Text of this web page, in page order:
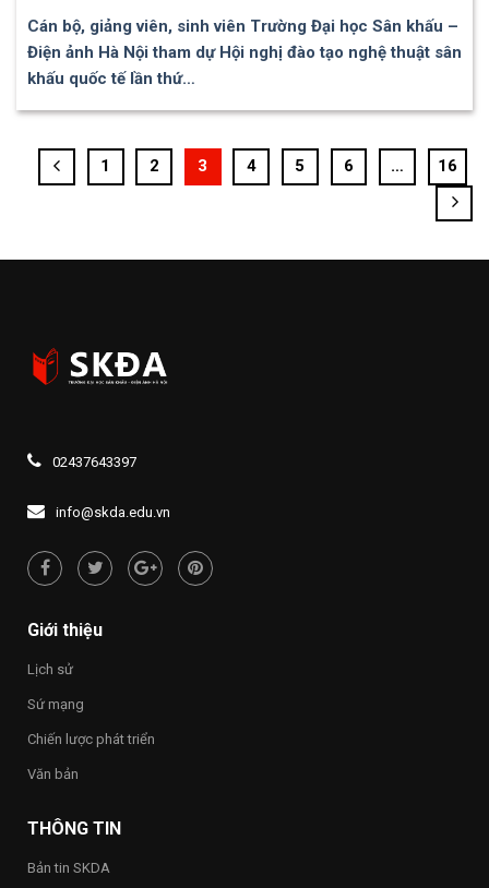
Cán bộ, giảng viên, sinh viên Trường Đại học Sân khấu –
Điện ảnh Hà Nội tham dự Hội nghị đào tạo nghệ thuật sân
khấu quốc tế lần thứ…
1 2 3 4 5 6 … 16
02437643397
info@skda.edu.vn
Giới thiệu
Lịch sử
Sứ mạng
Chiến lược phát triển
Văn bản
THÔNG TIN
Bản tin SKDA